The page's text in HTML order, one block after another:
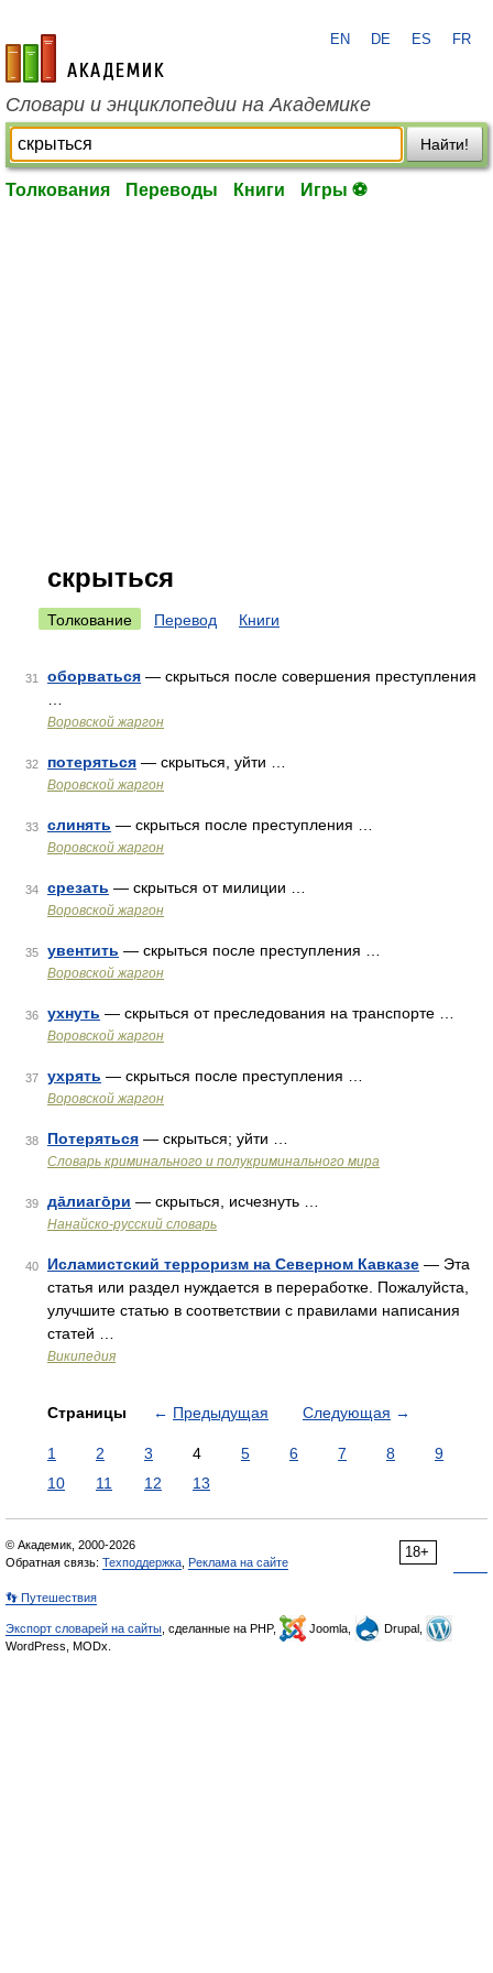
academic.ru
EN DE ES FR
Словари и энциклопедии на Академике
Найти!
Толкования Переводы Книги Игры ⚽
скрыться
Толкование Перевод Книги
31 оборваться — скрыться после совершения преступления
Воровской жаргон
32 потеряться — скрыться, уйти …
Воровской жаргон
33 слинять — скрыться после преступления …
Воровской жаргон
34 срезать — скрыться от милиции …
Воровской жаргон
35 увентить — скрыться после преступления …
Воровской жаргон
36 ухнуть — скрыться от преследования на транспорте …
Воровской жаргон
37 ухрять — скрыться после преступления …
Воровской жаргон
38 Потеряться — скрыться; уйти …
Словарь криминального и полукриминального мира
39 да̄лиаго̄ри — скрыться, исчезнуть …
Нанайско-русский словарь
40 Исламистский терроризм на Северном Кавказе — Эта
статья или раздел нуждается в переработке. Пожалуйста,
улучшите статью в соответствии с правилами написания
статей …
Википедия
Страницы ← Предыдущая Следующая →
1 2 3 4 5 6 7 8
9
10
11 12 13
18+
© Академик, 2000-2026
Обратная связь: Техподдержка Реклама на сайте
👣 Путешествия
Экспорт словарей на сайты , сделанные на PHP, Joomla,
Drupal,
WordPress, MODx.